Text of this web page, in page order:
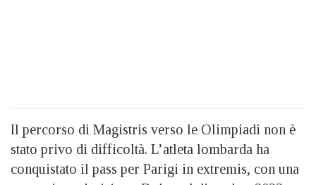
Il percorso di Magistris verso le Olimpiadi non è
stato privo di difficoltà. L’atleta lombarda ha
conquistato il pass per Parigi in extremis, con una